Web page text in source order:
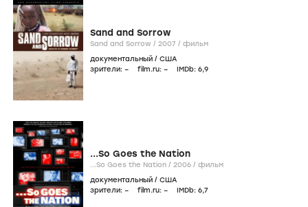
Sand and Sorrow
Sand and Sorrow / 2007 / фильм
документальный / США
зрители: – film.ru: – IMDb: 6,9
...So Goes the Nation
...So Goes the Nation / 2006 / фильм
документальный / США
зрители: – film.ru: – IMDb: 6,7